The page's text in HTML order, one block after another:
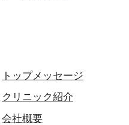
トップメッセージ
クリニック紹介
会社概要